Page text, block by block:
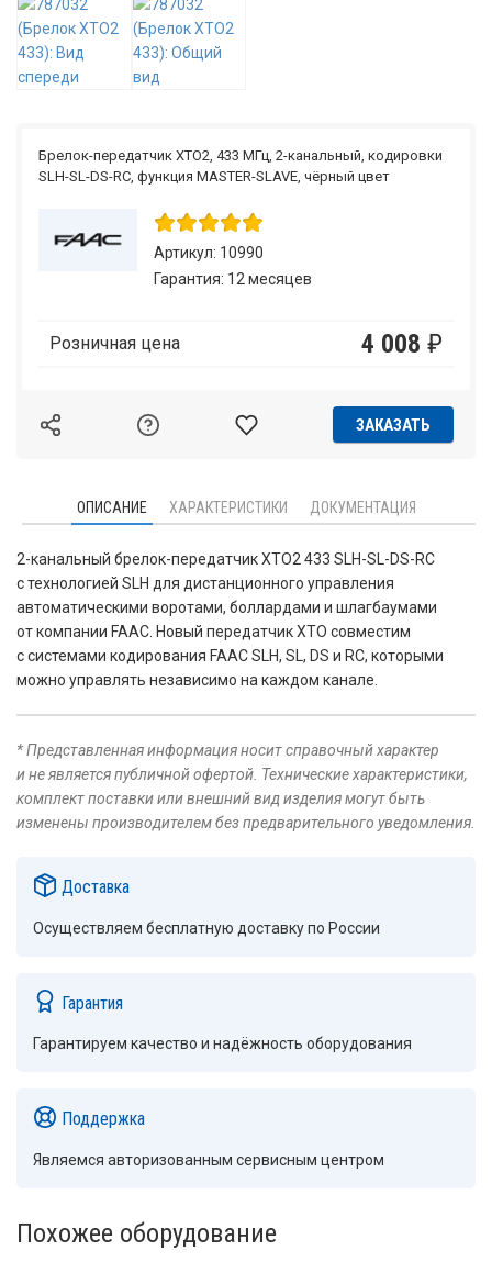
Брелок-передатчик XTO2, 433 МГц, 2-канальный, кодировки
SLH-SL-DS-RC, функция MASTER-SLAVE, чёрный цвет
Артикул: 10990
Гарантия: 12 месяцев
Розничная цена 4 008 ₽
ЗАКАЗАТЬ
ОПИСАНИЕ ХАРАКТЕРИСТИКИ ДОКУМЕНТАЦИЯ
2-канальный брелок-передатчик XTO2 433 SLH-SL-DS-RC
с технологией SLH для дистанционного управления
автоматическими воротами, боллардами и шлагбаумами
от компании FAAC. Новый передатчик XTO совместим
с системами кодирования FAAC SLH, SL, DS и RC, которыми
можно управлять независимо на каждом канале.
* Представленная информация носит справочный характер
и не является публичной офертой. Технические характеристики,
комплект поставки или внешний вид изделия могут быть
изменены производителем без предварительного уведомления.
Доставка
Осуществляем бесплатную доставку по России
Гарантия
Гарантируем качество и надёжность оборудования
Поддержка
Являемся авторизованным сервисным центром
Похожее оборудование